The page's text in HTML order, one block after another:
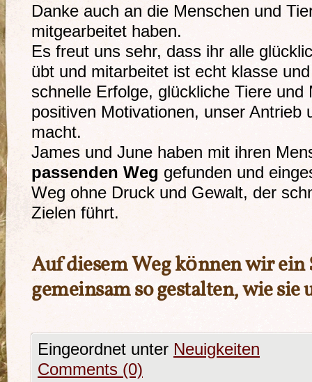
Danke auch an die Menschen und
mitgearbeitet haben.
Es freut uns sehr, dass ihr alle
übt und mitarbeitet ist echt klasse
schnelle Erfolge, glückliche Tiere und
positiven Motivationen, unser Antrieb
macht.
James und June haben mit ihren
passenden Weg gefunden und
Weg ohne Druck und Gewalt, der
Zielen führt.
Auf diesem Weg können wir
gemeinsam so gestalten, wie sie
Eingeordnet unter Neuigkeiten
Comments (0)